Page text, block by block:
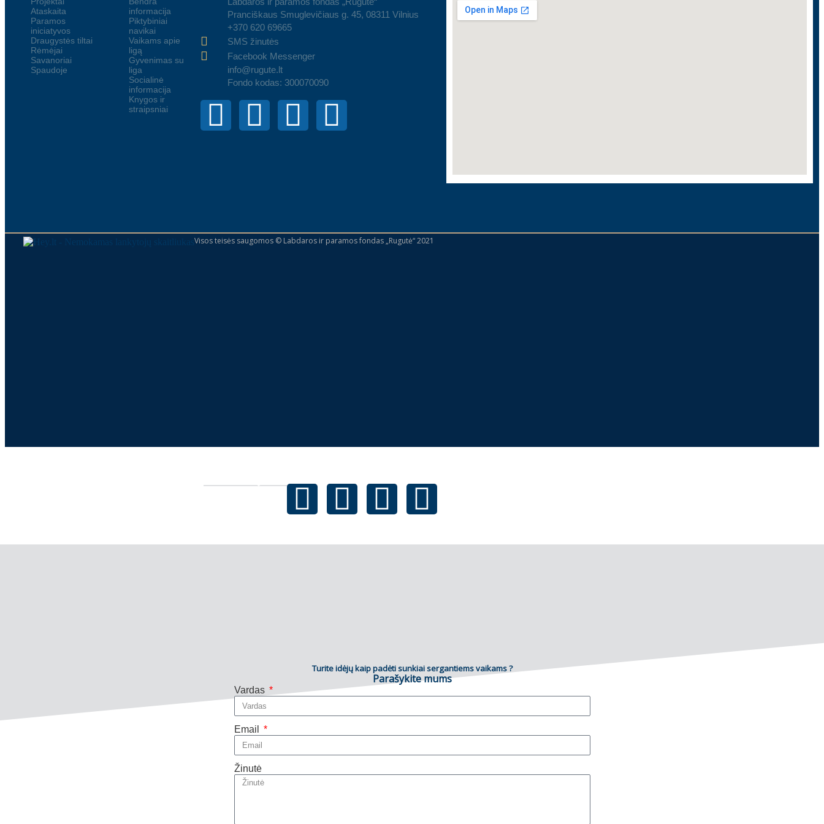
Ataskaita
Paramos
iniciatyvos
Draugystės tiltai
Rėmėjai
Savanoriai
Spaudoje
informacija
Piktybiniai
navikai
Vaikams apie
ligą
Gyvenimas su
liga
Socialinė
informacija
Knygos ir
straipsniai
Pranciškaus Smuglevičiaus g. 45, 08311 Vilnius
+370 620 69665
SMS žinutės
Facebook Messenger
info@rugute.lt
Fondo kodas: 300070090
Visos teisės saugomos © Labdaros ir paramos fondas „Rugutė“ 2021
Turite idėjų kaip padėti sunkiai sergantiems vaikams ?
Parašykite mums
Vardas
Email
Žinutė